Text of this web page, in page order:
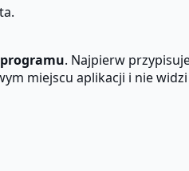
. Najpierw
miejscu aplikacji i nie